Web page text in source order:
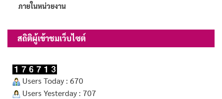
ภายในหน่วยงาน
สถิติผู้เข้าชมเว็บไซต์
Users Today : 670
Users Yesterday : 707